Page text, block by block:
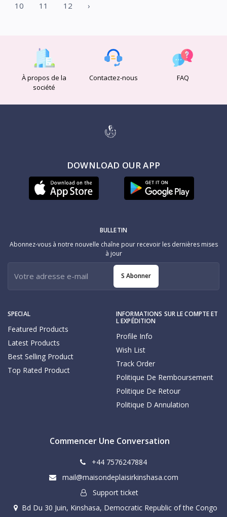
10
11 12 ›
À propos de la
société
Contactez-nous FAQ
DOWNLOAD OUR APP
SPECIAL
Featured Products
Latest Products
Best Selling Product
Top Rated Product
INFORMATIONS SUR LE COMPTE ET
L EXPÉDITION
Profile Info
Wish List
Track Order
Politique De Remboursement
Politique De Retour
Politique D Annulation
BULLETIN
Abonnez-vous à notre nouvelle chaîne pour recevoir les dernières mises
à jour
S Abonner
Commencer Une Conversation
+44 7576247884
mail@maisondeplaisirkinshasa.com
Support ticket
Bd Du 30 Juin, Kinshasa, Democratic Republic of the Congo